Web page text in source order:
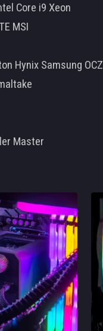
Core i9 Xeon
MSI
Hynix Samsung OCZ
Master